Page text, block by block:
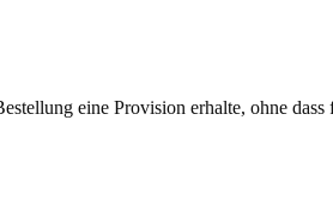
eine Provision erhalte, ohne